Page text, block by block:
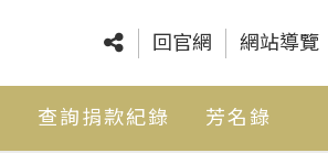
回官網 網站導覽
查詢捐款紀錄 芳名錄